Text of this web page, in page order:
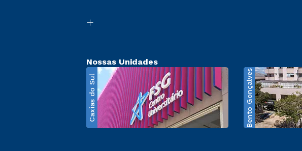
Nossas Unidades
Caxias do Sul Bento Gonçalves